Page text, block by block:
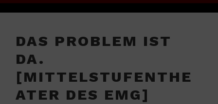
DAS PROBLEM IST
DA.
[MITTELSTUFENTHE
ATER DES EMG]